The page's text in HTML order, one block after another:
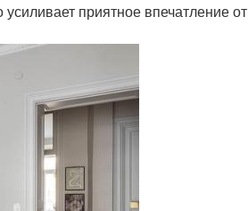
приятное впечатление от